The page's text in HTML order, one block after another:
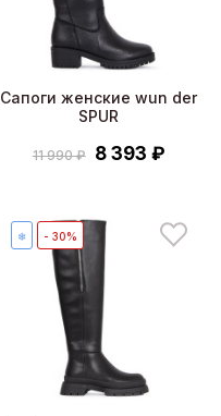
Сапоги женские wun der
SPUR
11 990 ₽ 8 393 ₽
❄ - 30%